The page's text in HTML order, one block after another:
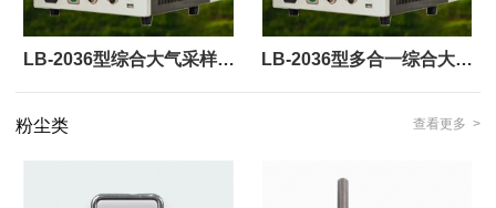
LB-2036型综合大气采样器 LB-2036型多合一综合大气
粉尘类
查看更多 >